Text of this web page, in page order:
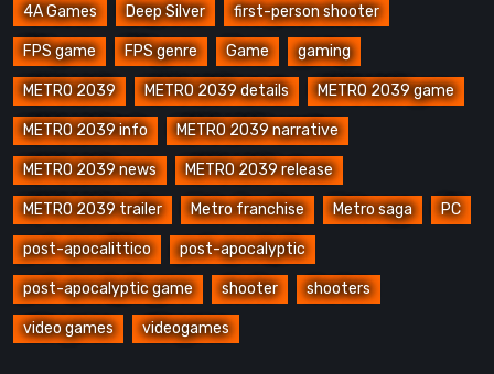
4A Games Deep Silver first-person shooter
FPS game FPS genre Game gaming
METRO 2039 METRO 2039 details METRO 2039 game
METRO 2039 info METRO 2039 narrative
METRO 2039 news METRO 2039 release
METRO 2039 trailer Metro franchise Metro saga PC
post-apocalittico post-apocalyptic
post-apocalyptic game shooter shooters
video games videogames